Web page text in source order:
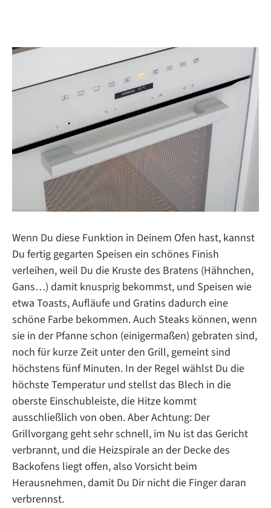
Wenn Du diese Funktion in Deinem Ofen hast, kannst
Du fertig gegarten Speisen ein schönes Finish
verleihen, weil Du die Kruste des Bratens (Hähnchen,
Gans…) damit knusprig bekommst, und Speisen wie
etwa Toasts, Aufläufe und Gratins dadurch eine
schöne Farbe bekommen. Auch Steaks können, wenn
sie in der Pfanne schon (einigermaßen) gebraten sind,
noch für kurze Zeit unter den Grill, gemeint sind
höchstens fünf Minuten. In der Regel wählst Du die
höchste Temperatur und stellst das Blech in die
oberste Einschubleiste, die Hitze kommt
ausschließlich von oben. Aber Achtung: Der
Grillvorgang geht sehr schnell, im Nu ist das Gericht
verbrannt, und die Heizspirale an der Decke des
Backofens liegt offen, also Vorsicht beim
Herausnehmen, damit Du Dir nicht die Finger daran
verbrennst.